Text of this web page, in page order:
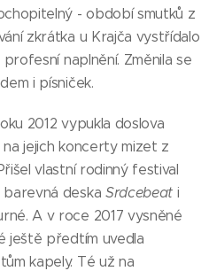
- období smutků z
zkrátka u Krajča vystřídalo
naplnění. Změnila se
i písniček.
2012 vypukla doslova
jejich koncerty mizet z
vlastní rodinný festival
deska Srdcebeat i
A v roce 2017 vysněné
ještě předtím uvedla
kapely. Té už na